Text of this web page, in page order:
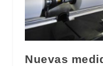
Nuevas